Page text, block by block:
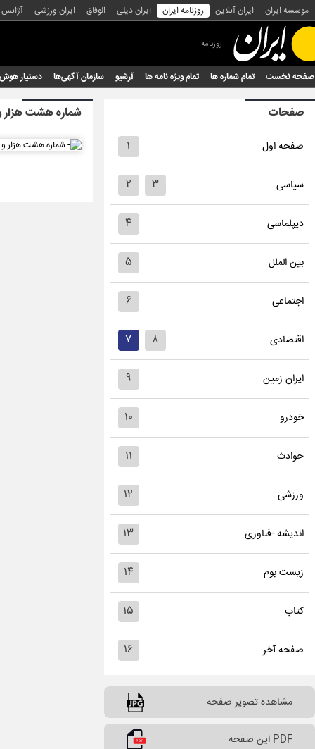
موسسه ایران ایران آنلاین روزنامه ایران ایران دیلی الوفاق ایران ورزشی
روزنامه
صفحه نخست تمام شماره ها تمام ویژه نامه ها آرشیو سازمان آگهی‌ها دستیار
صفحات
صفحه اول ۱
سیاسی ۲ ۳
دیپلماسی ۴
بین الملل ۵
اجتماعی ۶
اقتصادی ۷ ۸
ایران زمین ۹
خودرو ۱۰
حوادث ۱۱
ورزشی ۱۲
اندیشه -فناوری ۱۳
زیست بوم ۱۴
کتاب ۱۵
صفحه آخر ۱۶
مشاهده تصویر صفحه
PDF این صفحه
شماره هشت